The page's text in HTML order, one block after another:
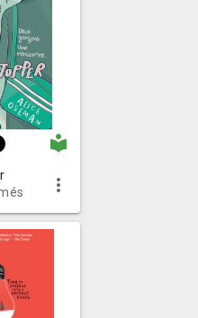
local_library
more_vert